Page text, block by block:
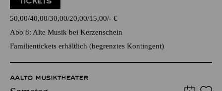
18:30 Uhr "Auf ein Wort", Alfried Krupp Saal
TICKETS
50,00 40,00 30,00 20,00 15,00 -€
Abo 8: Alte Musik bei Kerzenschein
Familienticketserhältlich (begrenztes Kontingent)